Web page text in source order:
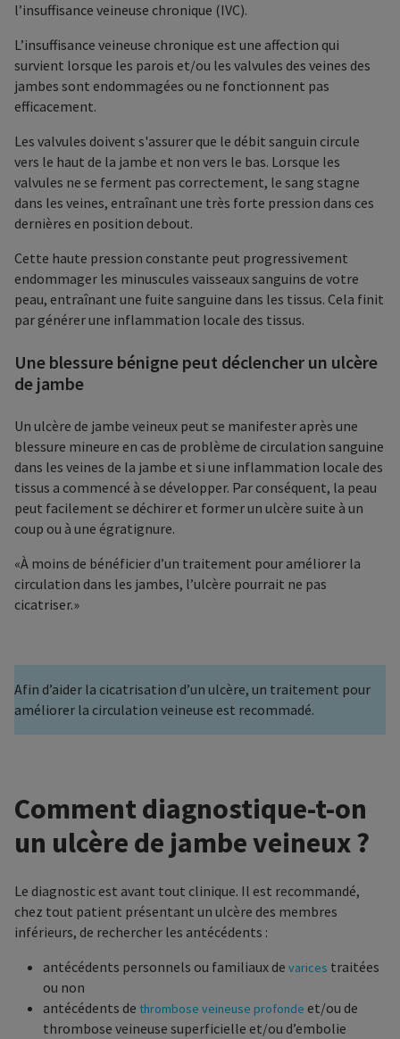
l’insuffisance veineuse chronique (IVC).
L’insuffisance veineuse chronique est une affection qui
survient lorsque les parois et/ou les valvules des veines des
jambes sont endommagées ou ne fonctionnent pas
efficacement.
Les valvules doivent s'assurer que le débit sanguin circule
vers le haut de la jambe et non vers le bas. Lorsque les
valvules ne se ferment pas correctement, le sang stagne
dans les veines, entraînant une très forte pression dans ces
dernières en position debout.
Cette haute pression constante peut progressivement
endommager les minuscules vaisseaux sanguins de votre
peau, entraînant une fuite sanguine dans les tissus. Cela finit
par générer une inflammation locale des tissus.
Une blessure bénigne peut déclencher un ulcère
de jambe
Un ulcère de jambe veineux peut se manifester après une
blessure mineure en cas de problème de circulation sanguine
dans les veines de la jambe et si une inflammation locale des
tissus a commencé à se développer. Par conséquent, la peau
peut facilement se déchirer et former un ulcère suite à un
coup ou à une égratignure.
À moins de bénéficier d’un traitement pour améliorer la
circulation dans les jambes, l’ulcère pourrait ne pas
cicatriser.
Afin d’aider la cicatrisation d’un ulcère, un traitement pour
améliorer la circulation veineuse est recommadé.
Comment diagnostique-t-on
un ulcère de jambe veineux ?
Le diagnostic est avant tout clinique. Il est recommandé,
chez tout patient présentant un ulcère des membres
inférieurs, de rechercher les antécédents :
antécédents personnels ou familiaux de varices traitées
ou non
antécédents de thrombose veineuse profonde et/ou de
thrombose veineuse superficielle et/ou d’embolie